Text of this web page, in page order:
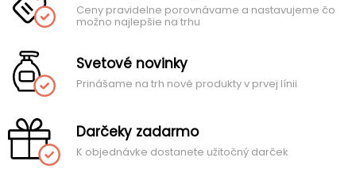
Ceny pravidelne porovnávame a nastavujeme čo
možno najlepšie na trhu
Svetové novinky
Prinášame na trh nové produkty v prvej línii
Darčeky zadarmo
K objednávke dostanete užitočný darček